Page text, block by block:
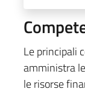
Le principali
amministra
le risorse